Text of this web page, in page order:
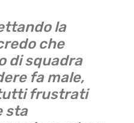
la
che
di squadra
fa male,
frustrati
sta